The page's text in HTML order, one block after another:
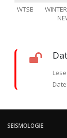
WTSB
SEISMOLOGIE